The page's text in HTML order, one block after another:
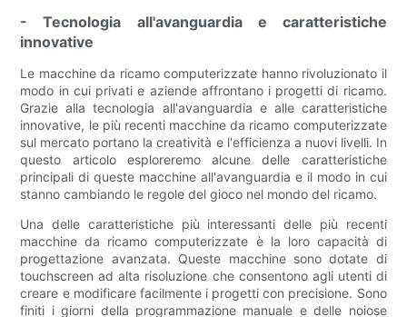
- Tecnologia all'avanguardia e caratteristiche
innovative
Le macchine da ricamo computerizzate hanno rivoluzionato il
modo in cui privati e aziende affrontano i progetti di ricamo.
Grazie alla tecnologia all'avanguardia e alle caratteristiche
innovative, le più recenti macchine da ricamo computerizzate
sul mercato portano la creatività e l'efficienza a nuovi livelli. In
questo articolo esploreremo alcune delle caratteristiche
principali di queste macchine all'avanguardia e il modo in cui
stanno cambiando le regole del gioco nel mondo del ricamo.
Una delle caratteristiche più interessanti delle più recenti
macchine da ricamo computerizzate è la loro capacità di
progettazione avanzata. Queste macchine sono dotate di
touchscreen ad alta risoluzione che consentono agli utenti di
creare e modificare facilmente i progetti con precisione. Sono
finiti i giorni della programmazione manuale e delle noiose